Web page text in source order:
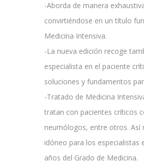
-Aborda de manera
convirtiéndose en un título
Medicina Intensiva.
-La nueva edición recoge
especialista en el paciente
soluciones y fundamentos
-Tratado de Medicina
tratan con pacientes críticos
neumólogos, entre otros. Así
idóneo para los
años del Grado de Medicina.